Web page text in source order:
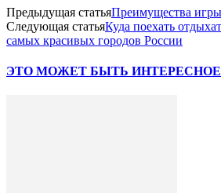
Предыдущая статьяПреимущества
Следующая статьяКуда поехать
самых красивых городов России
ЭТО МОЖЕТ БЫТЬ ИНТЕРЕСНО